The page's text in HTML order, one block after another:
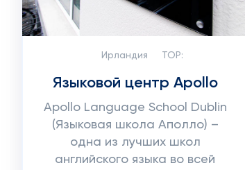
Ирландия TOP:
Языковой центр Apollo
Apollo Language School Dublin
(Языковая школа Аполло) –
одна из лучших школ
английского языка во всей